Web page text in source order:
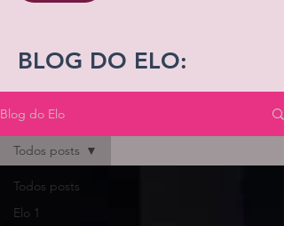
BLOG DO ELO:
Blog do Elo
Todos posts
Elo 1
Todos posts